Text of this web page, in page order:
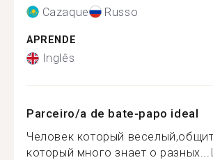
Cazaque Russo
APRENDE
Inglês
Parceiro/a de bate-papo ideal
Человек который
который много знает о разных...